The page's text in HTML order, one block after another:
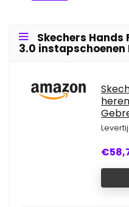
Skechers Hands
3.0 instapschoenen